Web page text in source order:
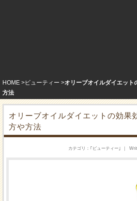
HOME ビューティー
オリーブオイルダイエット
方法
オリーブオイルダイエットの効果
方や方法
カテゴリ ｢ ビューティー ｣